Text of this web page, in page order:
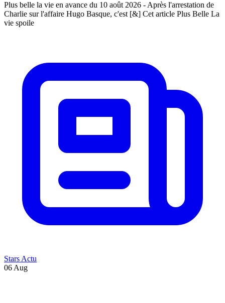
Plus belle la vie en avance du 10 août 2026 - Après l'arrestation de
Charlie sur l'affaire Hugo Basque, c'est [&] Cet article Plus Belle La
vie spoile
Stars Actu
06 Aug